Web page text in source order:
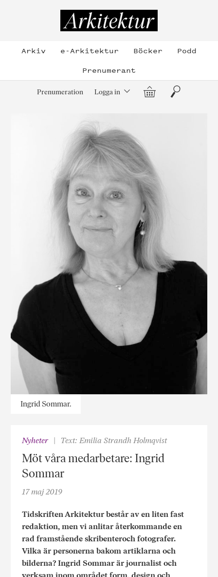
Arkiv e-Arkitektur Böcker
Podd
Prenumerant
Prenumeration Logga in Varukorg
Sök
Ingrid Sommar.
Nyheter Text: Emilia Strandh Holmqvist
Möt våra medarbetare: Ingrid
Sommar
17 maj 2019
Tidskriften Arkitektur består av en liten fast
redaktion, men vi anlitar återkommande en
rad framstående skribenteroch fotografer.
Vilka är personerna bakom artiklarna och
bilderna? Ingrid Sommar är journalist och
verksam inom området form, design och